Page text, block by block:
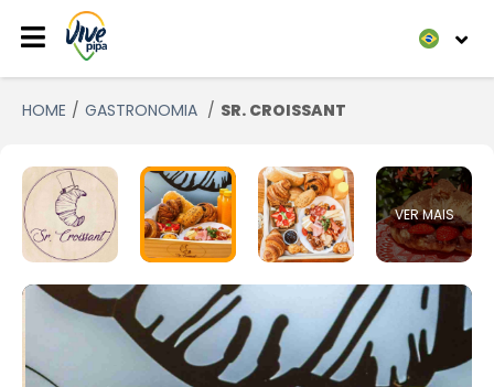
HOME GASTRONOMIA SR. CROISSANT
VER MAIS